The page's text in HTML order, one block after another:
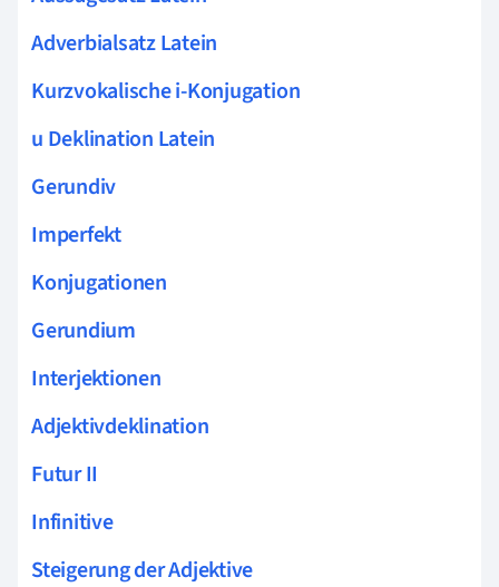
Adverbialsatz Latein
Kurzvokalische i-Konjugation
u Deklination Latein
Gerundiv
Imperfekt
Konjugationen
Gerundium
Interjektionen
Adjektivdeklination
Futur II
Infinitive
Steigerung der Adjektive